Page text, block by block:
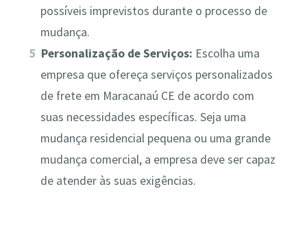
possíveis imprevistos durante o processo de
mudança.
Personalização de Serviços: Escolha uma
empresa que ofereça serviços personalizados
de frete em Maracanaú CE de acordo com
suas necessidades específicas. Seja uma
mudança residencial pequena ou uma grande
mudança comercial, a empresa deve ser capaz
de atender às suas exigências.